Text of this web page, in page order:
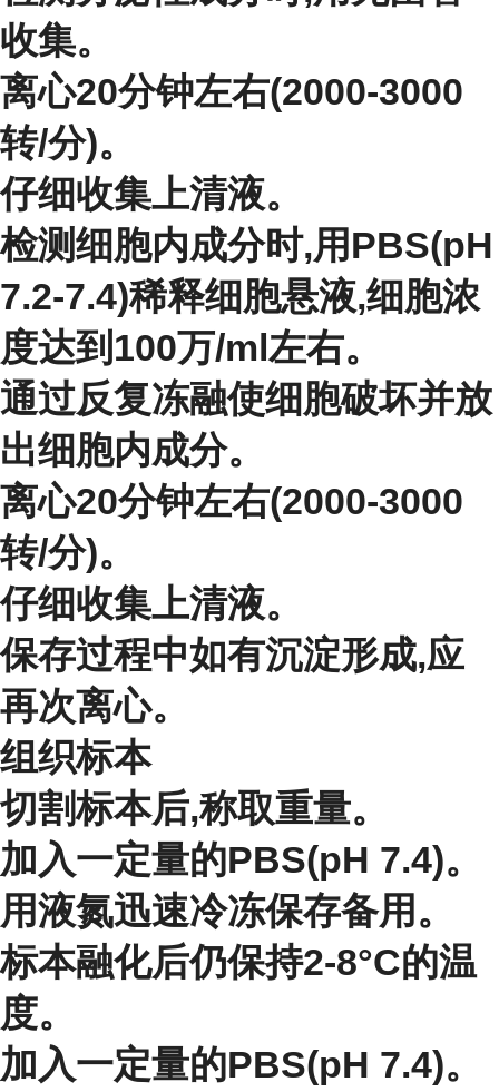
收集。
离心20分钟左右(2000-3000
转/分)。
仔细收集上清液。
检测细胞内成分时,用PBS(pH
7.2-7.4)稀释细胞悬液,细胞浓
度达到100万/ml左右。
通过反复冻融使细胞破坏并放
出细胞内成分。
离心20分钟左右(2000-3000
转/分)。
仔细收集上清液。
保存过程中如有沉淀形成,应
再次离心。
组织标本
切割标本后,称取重量。
加入一定量的PBS(pH 7.4)。
用液氮迅速冷冻保存备用。
标本融化后仍保持2-8°C的温
度。
加入一定量的PBS(pH 7.4)。